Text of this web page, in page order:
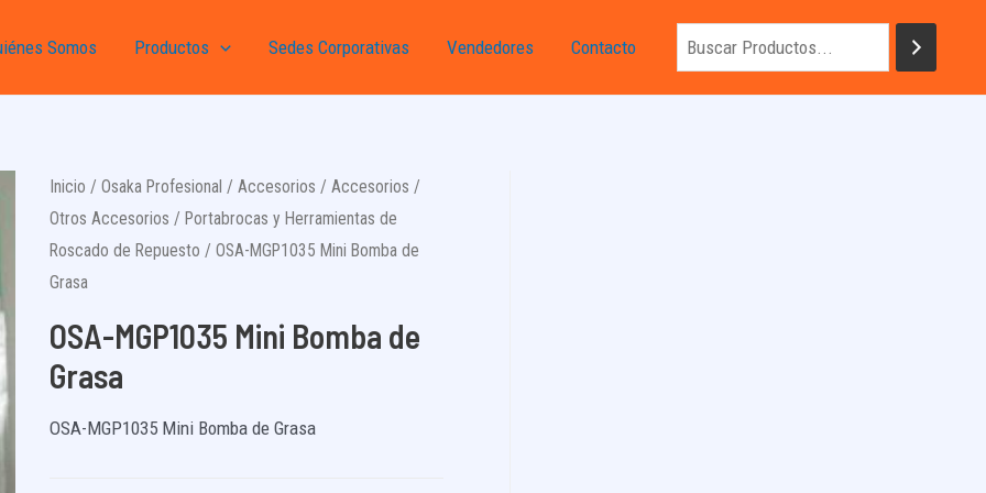
Somos Productos Sedes Corporativas Vendedores Contacto
Inicio / Osaka Profesional / Accesorios / Accesorios /
Otros Accesorios / Portabrocas y Herramientas de
Roscado de Repuesto / OSA-MGP1035 Mini Bomba de
Grasa
OSA-MGP1035 Mini Bomba de
Grasa
OSA-MGP1035 Mini Bomba de Grasa